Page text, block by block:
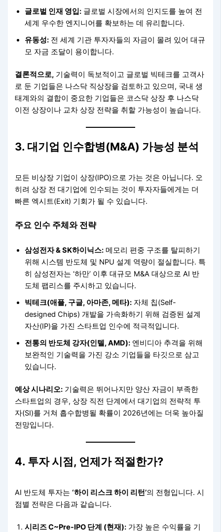
글로벌 인재 영입: 글로벌 시장에서의 인지도를 높여 전
세계 우수한 엔지니어를 확보하는 데 유리합니다.
유동성: 전 세계 기관 투자자들의 자금이 몰려 있어 대규
모 자금 조달이 용이합니다.
결론적으로, 기술력이 독보적이고 글로벌 빅테크를 고객사
로 둔 기업들은 나스닥 직상장을 검토하고 있으며, 국내 생
태계와의 결합이 중요한 기업들은 코스닥 상장 후 나스닥
이전 상장이나 교차 상장 전략을 취할 가능성이 높습니다.
3. 대기업 인수합병(M&A) 가능성 분석
모든 비상장 기업이 상장(IPO)으로 가는 것은 아닙니다. 오
히려 상장 전 대기업에 인수되는 것이 투자자들에게는 더
빠른 엑시트(Exit) 기회가 될 수 있습니다.
주요 인수 주체와 전략
삼성전자 & SK하이닉스: 메모리 편중 구조를 탈피하기
위해 시스템 반도체 및 NPU 설계 역량이 절실합니다. 특
히 삼성전자는 ‘하만’ 이후 대규모 M&A 대상으로 AI 반
도체 팹리스를 주시하고 있습니다.
빅테크(애플, 구글, 아마존, 메타): 자체 칩(Self-
designed Chips) 개발을 가속화하기 위해 검증된 설계
자산(IP)을 가진 스타트업 인수에 적극적입니다.
전통의 반도체 강자(인텔, AMD): 엔비디아 추격을 위해
보완적인 기술력을 가진 강소 기업들을 타깃으로 삼고
있습니다.
예상 시나리오: 기술력은 뛰어나지만 양산 자금이 부족한
스타트업의 경우, 상장 직전 단계에서 대기업의 전략적 투
자(SI)를 거쳐 흡수합병될 확률이 2026년에는 더욱 높아질
전망입니다.
4. 투자 시점, 언제가 적절한가?
AI 반도체 투자는‘하이 리스크 하이 리턴’의 전형입니다. 시
점별 전략은 다음과 같습니다.
시리즈 C~Pre-IPO 단계 (현재): 가장 높은 수익률을 기